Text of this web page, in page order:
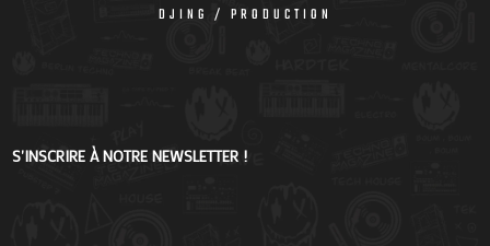
DJING / PRODUCTION
S'INSCRIRE À NOTRE NEWSLETTER !